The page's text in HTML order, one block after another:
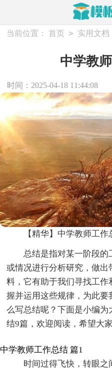
当前位置： 首页 > 实用文档
中学教
时间：2025-04-18 11:44:08
【精华】中学教师工作
总结是指对某一阶段
或情况进行分析研究，做
料，它有助于我们寻找工
握并运用这些规律，为此
么写总结呢？下面是小编
结9篇，欢迎阅读，希望大
中学教师工作总结 篇1
时间过得飞快，转眼